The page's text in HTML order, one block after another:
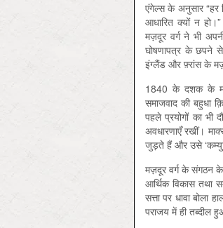
एंगेल्स के अनुसार “हर
आधारित क्यों न हो।”
मज़दूर वर्ग ने भी
घोषणापत्र के छपने से
इंग्लैंड और फ़्रांस के
1840 के दशक के
समाजवाद की बहुधा
पहले प्रयोगों का भी
अवधारणाएँ रखीं।
जुड़ते हैं और उसे
मज़दूर वर्ग के संगठन के
आर्थिक विकास तथा
सत्ता पर धावा बोला
पराजय में ही तब्दील